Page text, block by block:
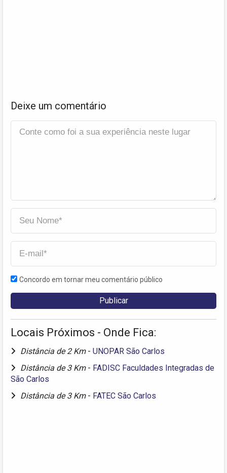
Deixe um comentário
Concordo em tornar meu comentário público
Locais Próximos - Onde Fica:
Distância de 2 Km - UNOPAR São Carlos
Distância de 3 Km - FADISC Faculdades Integradas de
São Carlos
Distância de 3 Km - FATEC São Carlos